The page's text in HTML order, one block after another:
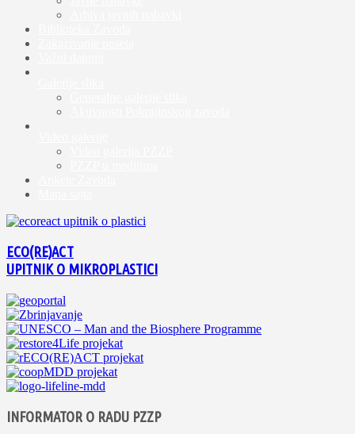
ECO(RE)ACT
UPITNIK O MIKROPLASTICI
INFORMATOR O RADU PZZP